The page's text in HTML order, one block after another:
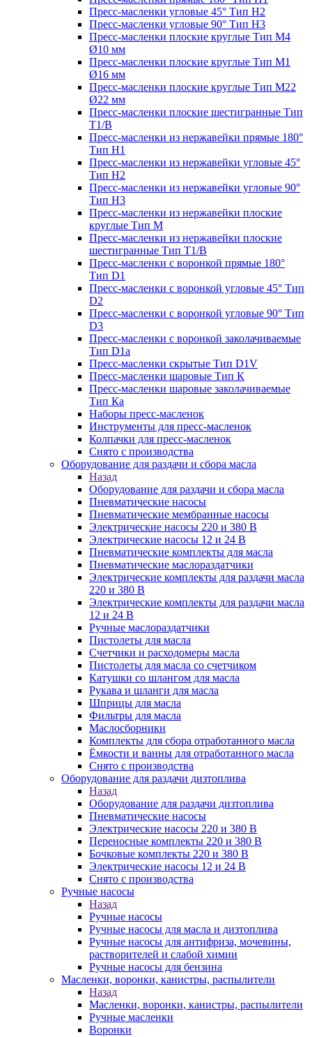
Пресс-масленки угловые 45° Тип H2
Пресс-масленки угловые 90° Тип H3
Пресс-масленки плоские круглые Тип M4
Ø10 мм
Пресс-масленки плоские круглые Тип M1
Ø16 мм
Пресс-масленки плоские круглые Тип M22
Ø22 мм
Пресс-масленки плоские шестигранные Тип
T1/B
Пресс-масленки из нержавейки прямые 180°
Тип H1
Пресс-масленки из нержавейки угловые 45°
Тип H2
Пресс-масленки из нержавейки угловые 90°
Тип H3
Пресс-масленки из нержавейки плоские
круглые Тип M
Пресс-масленки из нержавейки плоские
шестигранные Тип T1/B
Пресс-масленки с воронкой прямые 180°
Тип D1
Пресс-масленки с воронкой угловые 45° Тип
D2
Пресс-масленки с воронкой угловые 90° Тип
D3
Пресс-масленки с воронкой заколачиваемые
Тип D1a
Пресс-масленки скрытые Тип D1V
Пресс-масленки шаровые Тип К
Пресс-масленки шаровые заколачиваемые
Тип Кa
Наборы пресс-масленок
Инструменты для пресс-масленок
Колпачки для пресс-масленок
Снято с производства
Оборудование для раздачи и сбора масла
Назад
Оборудование для раздачи и сбора масла
Пневматические насосы
Пневматические мембранные насосы
Электрические насосы 220 и 380 В
Электрические насосы 12 и 24 В
Пневматические комплекты для масла
Пневматические маслораздатчики
Электрические комплекты для раздачи масла
220 и 380 В
Электрические комплекты для раздачи масла
12 и 24 В
Ручные маслораздатчики
Пистолеты для масла
Счетчики и расходомеры масла
Пистолеты для масла со счетчиком
Катушки со шлангом для масла
Рукава и шланги для масла
Шприцы для масла
Фильтры для масла
Маслосборники
Комплекты для сбора отработанного масла
Ёмкости и ванны для отработанного масла
Снято с производства
Оборудование для раздачи дизтоплива
Назад
Оборудование для раздачи дизтоплива
Пневматические насосы
Электрические насосы 220 и 380 В
Переносные комплекты 220 и 380 В
Бочковые комплекты 220 и 380 В
Электрические насосы 12 и 24 В
Снято с производства
Ручные насосы
Назад
Ручные насосы
Ручные насосы для масла и дизтоплива
Ручные насосы для антифриза, мочевины,
растворителей и слабой химии
Ручные насосы для бензина
Масленки, воронки, канистры, распылители
Назад
Масленки, воронки, канистры, распылители
Ручные масленки
Воронки